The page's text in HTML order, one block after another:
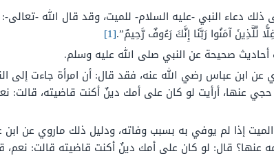
دعاء النبي -عليه السلام- للميت، وقد قال الله -تعالى-
لِّلَّذِينَ آمَنُوا رَبَّنَا إِنَّكَ رَءُوفٌ رَّحِيمٌ”.[1]
صحيحة عن النبي صلى الله عليه وسلم.
عن ابن عباس رضي الله عنه، فقد قال: أن امرأة جاءت إلى
عنها، أرأيت لو كان على أمك دينٌ أكنت قاضيته، قالت:
إذا لم يوفي به بسبب وفاته، ودليل ذلك ماروي عن
قال: لو كان على أمك دينٌ أكنت قاضيته قالت: نعم،